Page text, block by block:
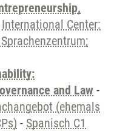
International Center:
and Law -
(ehemals
- Spanisch C1